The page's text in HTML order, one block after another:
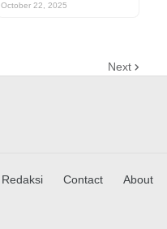
October 22, 2025
Next
Redaksi Contact About